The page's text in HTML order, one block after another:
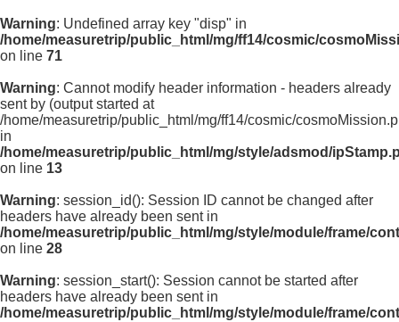
Warning: Undefined array key "disp" in
/home/measuretrip/public_html/mg/ff14/cosmic/
on line 71
Warning: Cannot modify header information - headers already
sent by (output started at
/home/measuretrip/public_html/mg/ff14/cosmic/
in
/home/measuretrip/public_html/mg/style/adsmod/
on line 13
Warning: session_id(): Session ID cannot be changed after
headers have already been sent in
/home/measuretrip/public_html/mg/style/module/frame/
on line 28
Warning: session_start(): Session cannot be started after
headers have already been sent in
/home/measuretrip/public_html/mg/style/module/frame/